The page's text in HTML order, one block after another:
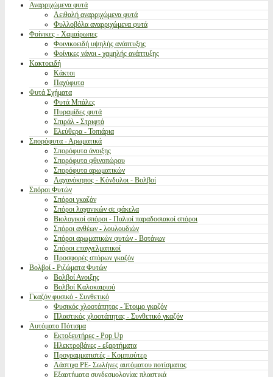
Αναρριχώμενα φυτά
Αειθαλή αναρριχώμενα φυτά
Φυλλοβόλα αναρριχώμενα φυτά
Φοίνικες - Χαμαίρωπες
Φοινικοειδή υψηλής ανάπτυξης
Φοίνικες νάνοι - χαμηλής ανάπτυξης
Κακτοειδή
Κάκτοι
Παχύφυτα
Φυτά Σχήματα
Φυτά Μπάλες
Πυραμίδες φυτά
Σπιράλ - Στριφτά
Ελεύθερα - Τοπιάρια
Σπορόφυτα - Αρωματικά
Σπορόφυτα άνοιξης
Σπορόφυτα φθινοπώρου
Σπορόφυτα αρωματικών
Λαχανόκηπος - Κόνδυλοι - Βολβοί
Σπόροι Φυτών
Σπόροι γκαζόν
Σπόροι λαχανικών σε φάκελα
Βιολογικοί σπόροι - Παλιοί παραδοσιακοί σπόροι
Σπόροι ανθέων - λουλουδιών
Σπόροι αρωματικών φυτών - Βοτάνων
Σπόροι επαγγελματικοί
Προσφορές σπόρων γκαζόν
Βολβοί - Ριζώματα Φυτών
Βολβοί Ανοιξης
Βολβοί Καλοκαιριού
Γκαζόν φυσικό - Συνθετικό
Φυσικός χλοοτάπητας - Έτοιμο γκαζόν
Πλαστικός χλοοτάπητας - Συνθετικό γκαζόν
Αυτόματο Πότισμα
Εκτοξευτήρες - Pop Up
Ηλεκτροβάνες - εξαρτήματα
Προγραμματιστές - Κομπιούτερ
Λάστιχα PE- Σωλήνες αυτόματου ποτίσματος
Εξαρτήματα συνδεσμολογίας πλαστικά